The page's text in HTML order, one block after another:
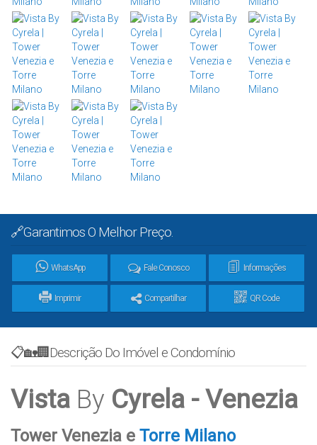
🔗Garantimos O Melhor Preço.
WhatsApp Fale Conosco Informações
Imprimir Compartilhar QR Code
📋🏡🏢Descrição Do Imóvel e Condomínio
Vista By Cyrela - Venezia
Tower Venezia e Torre Milano